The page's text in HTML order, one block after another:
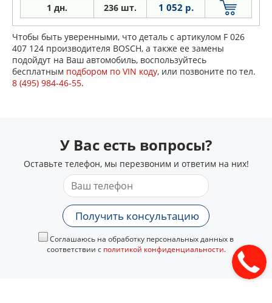
1 дн. 236 шт. 1 052 р.
Чтобы быть уверенными, что деталь с артикулом F 026
407 124 производителя BOSCH, а также ее замены
подойдут на Ваш автомобиль, воспользуйтесь
бесплатным подбором по VIN коду, или позвоните по тел.
8 (495) 984-46-55.
У Вас есть вопросы?
Оставьте телефон, мы перезвоним и ответим на них!
Получить консультацию
Соглашаюсь на обработку персональных данных в
соответствии с политикой конфиденциальности.